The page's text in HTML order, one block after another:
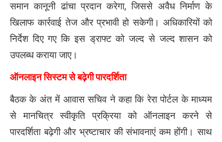
समान कानूनी ढांचा प्रदान करेगा, जिससे अवैध निर्माण के
खिलाफ कार्रवाई तेज और प्रभावी हो सकेगी। अधिकारियों को
निर्देश दिए गए कि इस ड्राफ्ट को जल्द से जल्द शासन को
उपलब्ध कराया जाए।
ऑनलाइन सिस्टम से बढ़ेगी पारदर्शिता
बैठक के अंत में आवास सचिव ने कहा कि रेरा पोर्टल के माध्यम
से मानचित्र स्वीकृति प्रक्रिया को ऑनलाइन करने से
पारदर्शिता बढ़ेगी और भ्रष्टाचार की संभावनाएं कम होंगी। साथ